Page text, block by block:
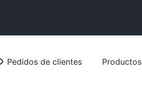
Pedidos de clientes Productos